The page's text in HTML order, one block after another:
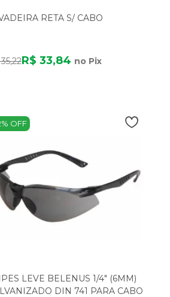
RETA S/ CABO
R$ 33,84 no Pix
OFF
LEVE BELENUS 1/4" (6MM)
DIN 741 PARA CABO